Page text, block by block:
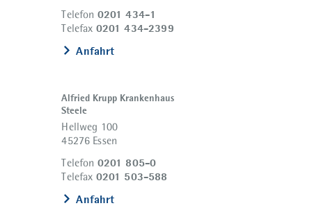
Telefon 0201 434-1
Telefax 0201 434-2399
Anfahrt
Alfried Krupp Krankenhaus
Steele
Hellweg 100
45276 Essen
Telefon 0201 805-0
Telefax 0201 503-588
Anfahrt